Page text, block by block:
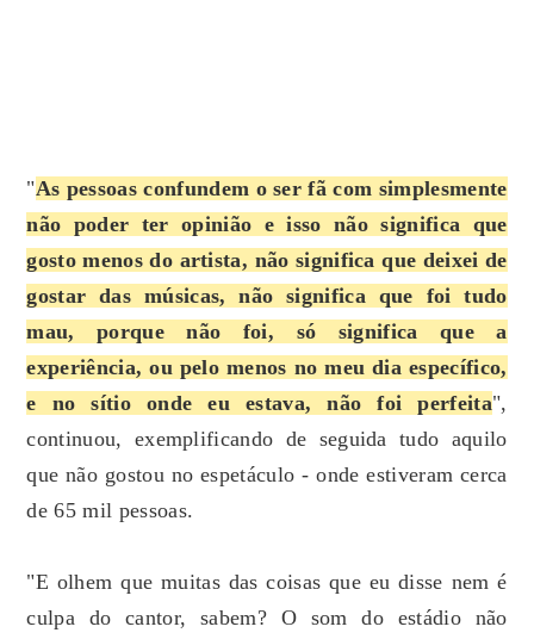
"As pessoas confundem o ser fã com simplesmente
não poder ter opinião e isso não significa que
gosto menos do artista, não significa que deixei de
gostar das músicas, não significa que foi tudo
mau, porque não foi, só significa que a
experiência, ou pelo menos no meu dia específico,
e no sítio onde eu estava, não foi perfeita",
continuou, exemplificando de seguida tudo aquilo
que não gostou no espetáculo - onde estiveram cerca
de 65 mil pessoas.
"E olhem que muitas das coisas que eu disse nem é
culpa do cantor, sabem? O som do estádio não